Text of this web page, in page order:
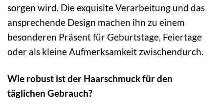
sorgen wird. Die exquisite Verarbeitung und das
ansprechende Design machen ihn zu einem
besonderen Präsent für Geburtstage, Feiertage
oder als kleine Aufmerksamkeit zwischendurch.
Wie robust ist der Haarschmuck für den
täglichen Gebrauch?